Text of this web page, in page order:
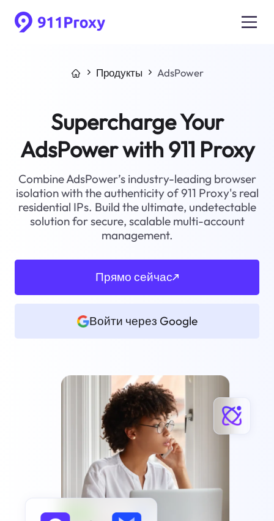
Продукты AdsPower
Supercharge Your
AdsPower with 911 Proxy
Combine AdsPower’s industry-leading browser
isolation with the authenticity of 911 Proxy's real
residential IPs. Build the ultimate, undetectable
solution for secure, scalable multi-account
management.
Прямо сейчас
Войти через Google